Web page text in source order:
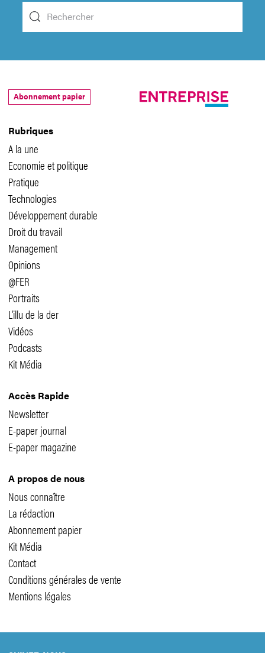
Rubriques
A la une
Economie et politique
Pratique
Technologies
Développement durable
Droit du travail
Management
Opinions
@FER
Portraits
L'illu de la der
Vidéos
Podcasts
Kit Média
Accès Rapide
Newsletter
E-paper journal
E-paper magazine
A propos de nous
Nous connaître
La rédaction
Abonnement papier
Kit Média
Contact
Conditions générales de vente
Mentions légales
Abonnement papier